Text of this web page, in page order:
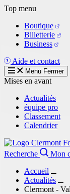
Aller
contenu
principal
Top menu
Boutique
Billetterie
Business
Aide et contact
Menu Fermer
Mises en avant
Actualités
équipe pro
Classement
Calendrier
Recherche
Mon
Accueil
Actualités
Clermont -